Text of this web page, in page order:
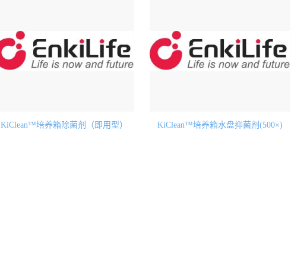
KiClean™培养箱除菌剂（即用型） KiClean™培养箱水盘抑菌剂(500×)